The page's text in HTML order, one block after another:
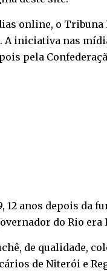
online, o
A iniciativa nas
pela
anos depois da
do Rio era
de qualidade,
de Niterói e